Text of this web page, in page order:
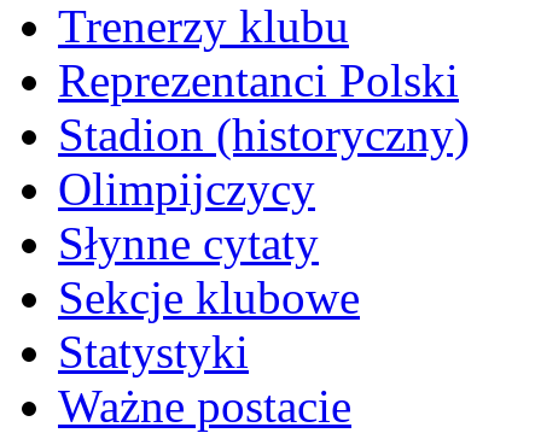
Trenerzy klubu
Reprezentanci Polski
Stadion (historyczny)
Olimpijczycy
Słynne cytaty
Sekcje klubowe
Statystyki
Ważne postacie